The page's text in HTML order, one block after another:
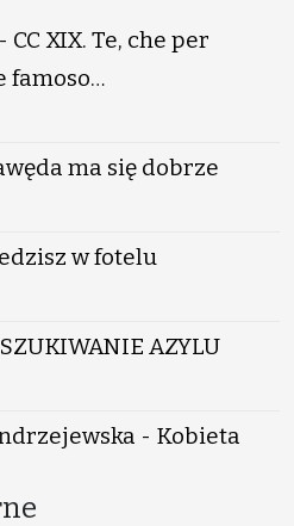
XIX. Te, che per
famoso…
ma się dobrze
w fotelu
AZYLU
- Kobieta